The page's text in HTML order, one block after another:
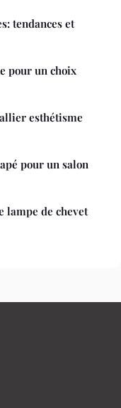
tendances et
pour un choix
esthétisme
pour un salon
lampe de chevet